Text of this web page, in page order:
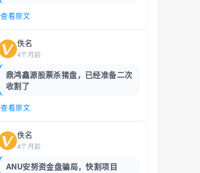
查看原文
佚名
4个月前
鼎鸿鑫源股票杀猪盘，已经准备二次
收割了
查看原文
佚名
4个月前
ANU安努资金盘骗局，快割项目